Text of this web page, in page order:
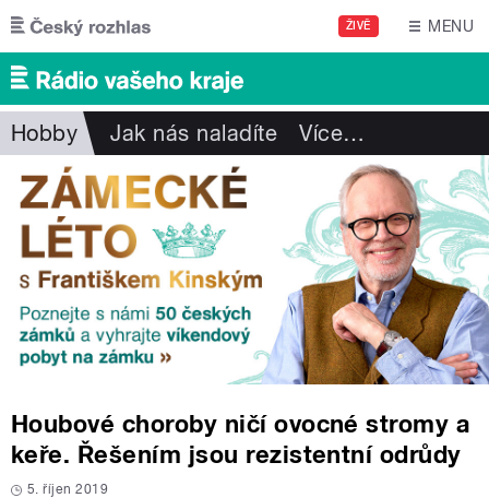
Přejít k hlavnímu obsahu
ŽIVĚ MENU
Hobby Jak nás naladíte Více…
Houbové choroby ničí ovocné stromy a
keře. Řešením jsou rezistentní odrůdy
5. říjen 2019